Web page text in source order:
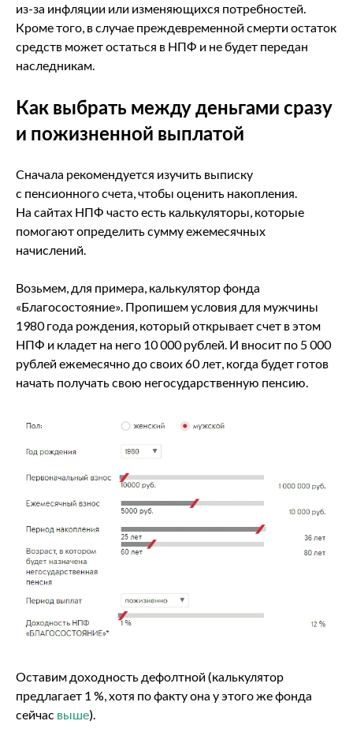
из-за инфляции или изменяющихся потребностей.
Кроме того, в случае преждевременной смерти остаток
средств может остаться в НПФ и не будет передан
наследникам.
Как выбрать между деньгами сразу
и пожизненной выплатой
Сначала рекомендуется изучить выписку
с пенсионного счета, чтобы оценить накопления.
На сайтах НПФ часто есть калькуляторы, которые
помогают определить сумму ежемесячных
начислений.
Возьмем, для примера, калькулятор фонда
«Благосостояние». Пропишем условия для мужчины
1980 года рождения, который открывает счет в этом
НПФ и кладет на него 10 000 рублей. И вносит по 5 000
рублей ежемесячно до своих 60 лет, когда будет готов
начать получать свою негосударственную пенсию.
Оставим доходность дефолтной (калькулятор
предлагает 1 %, хотя по факту она у этого же фонда
сейчас выше).